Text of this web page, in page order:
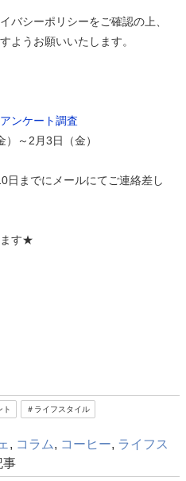
バシーポリシーをご確認の上、
ようお願いいたします。
ンケート調査
～2月3日（金）
までにメールにてご連絡差し
ます★
ト ＃ライフスタイル
コラム コーヒー
ライフス
事